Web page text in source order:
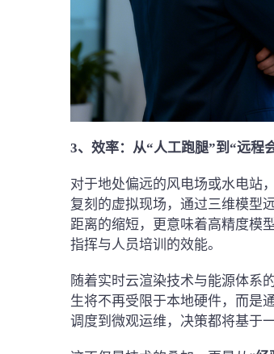
3、效率： 从“人工跑腿”到“远程
对于地处偏远的风电场或水电站
复刻的虚拟现场，通过三维模型
距离的缩短，更意味着高精度模
指挥与人员培训的效能。
随着实时云渲染技术与能源体系
生将不再受限于本地硬件，而是
调度到微观运维，决策都将基于